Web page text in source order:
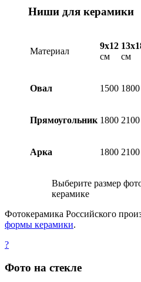
Ниши для керамики
Материал
9х12
см
см
Овал 1500 1800
Прямоугольник 1800 2100
Арка 1800 2100
Выберите размер
керамике
Фотокерамика Российского
формы керамики.
?
Фото на стекле